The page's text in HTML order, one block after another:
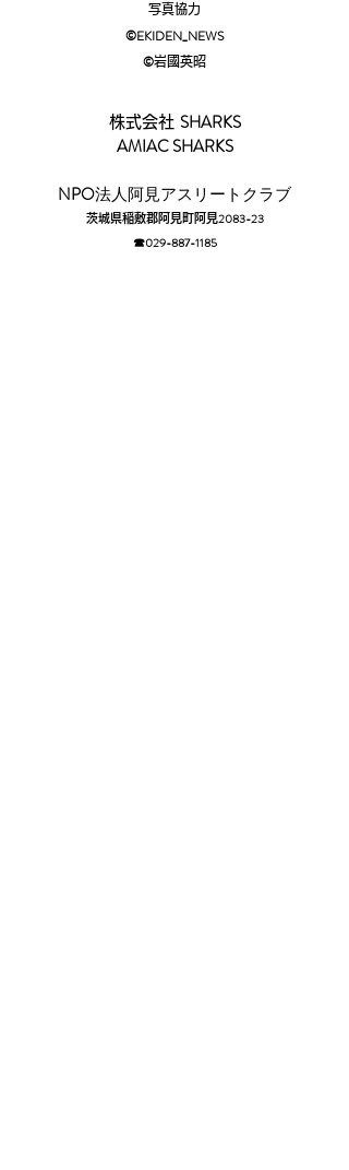
写真協力
©EKIDEN_NEWS
©︎岩國英昭
株式会社 SHARKS
AMIAC SHARKS
​NPO法人阿見アスリートクラブ
茨城県稲敷郡阿見町阿見2083-23
☎029-887-1185​